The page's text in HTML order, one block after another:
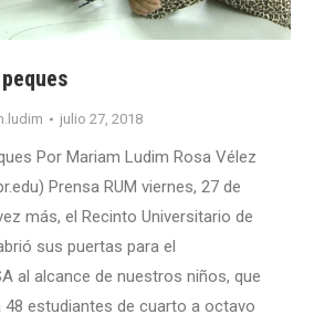
julio 27, 2018
Por Mariam Ludim Rosa Vélez
Prensa RUM viernes, 27 de
más, el Recinto Universitario de
sus puertas para el
al alcance de nuestros niños, que
estudiantes de cuarto a octavo